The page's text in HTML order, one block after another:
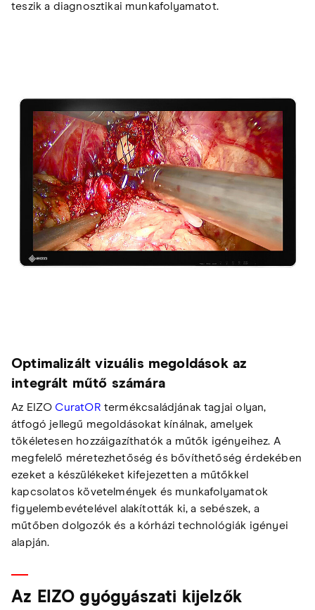
teszik a diagnosztikai munkafolyamatot.
Optimalizált vizuális megoldások az
integrált műtő számára
Az EIZO CuratOR termékcsaládjának tagjai olyan,
átfogó jellegű megoldásokat kínálnak, amelyek
tökéletesen hozzáigazíthatók a műtők igényeihez. A
megfelelő méretezhetőség és bővíthetőség érdekében
ezeket a készülékeket kifejezetten a műtőkkel
kapcsolatos követelmények és munkafolyamatok
figyelembevételével alakították ki, a sebészek, a
műtőben dolgozók és a kórházi technológiák igényei
alapján.
Az EIZO gyógyászati kijelzők